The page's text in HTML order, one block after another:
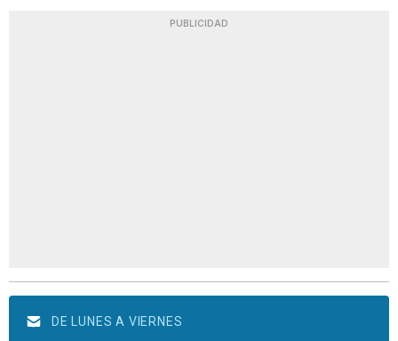
PUBLICIDAD
DE LUNES A VIERNES